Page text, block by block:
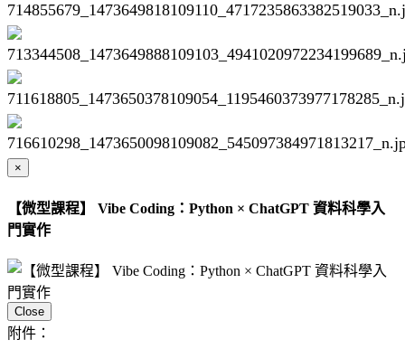
×
【微型課程】 Vibe Coding：Python × ChatGPT 資料科學入
門實作
Close
附件：